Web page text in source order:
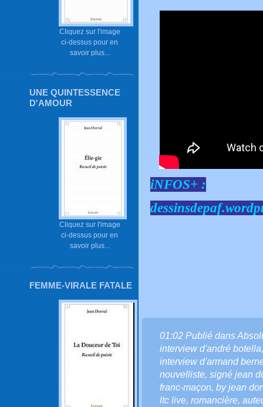
Cliquez sur l'image
ci-dessus pour en
savoir plus...
UNE QUINTESSENCE
D'AMOUR
Cliquez sur l'image
ci-dessus pour en
savoir plus...
FEMME-VIRALE FATALE
iNFOS+ :
01:02 Publié dans
interview d'andré botella
interview d'armand
nouvelliste, signé jean
franc-maçon, by jean
ltc live, romancière,